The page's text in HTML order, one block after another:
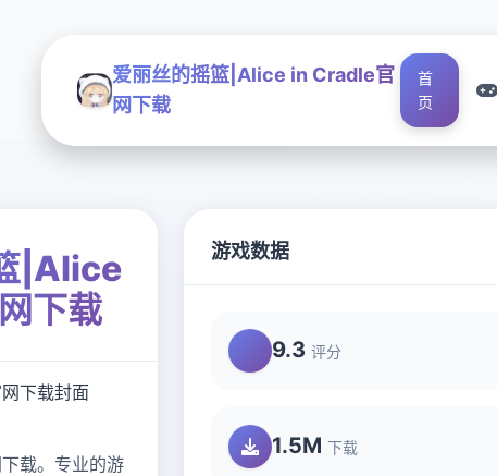
爱丽丝的摇篮|Alice in Cradle官
网下载
首
页
|Alice
下载
载。专业的游
游戏数据
9.3 评分
1.5M 下载